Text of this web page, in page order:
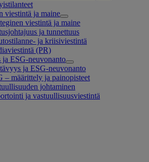
viestintä ja maine
viestintä ja maine
ja tunnettuus
ja kriisiviestintä
(PR)
ja ESG-neuvonanto
ja ESG-neuvonanto
– määrittely ja painopisteet
johtaminen
ja vastuullisuusviestintä